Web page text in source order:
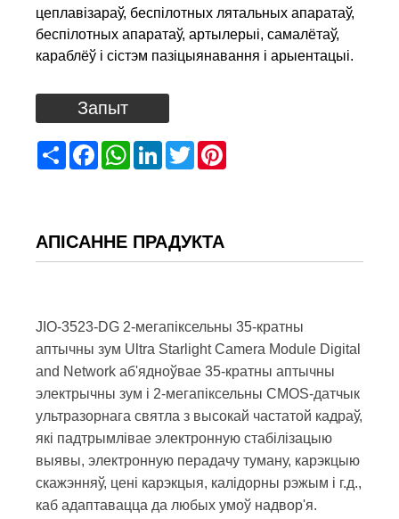
цеплавізараў, беспілотных лятальных апаратаў,
беспілотных апаратаў, артылерыі, самалётаў,
караблёў і сістэм пазіцыянавання і арыентацыі.
Запыт
ShareFacebookWhatsApp
LinkedIn
Twitter
АПІСАННЕ ПРАДУКТА
JIO-3523-DG 2-мегапіксельны 35-кратны
аптычны зум Ultra Starlight Camera Module Digital
and Network аб'ядноўвае 35-кратны аптычны
электрычны зум і 2-мегапіксельны CMOS-датчык
ультразорнага святла з высокай частатой кадраў,
які падтрымлівае электронную стабілізацыю
выявы, электронную перадачу туману, карэкцыю
скажэнняў, цені карэкцыя, калідорны рэжым і г.д.,
каб адаптавацца да любых умоў надвор'я.